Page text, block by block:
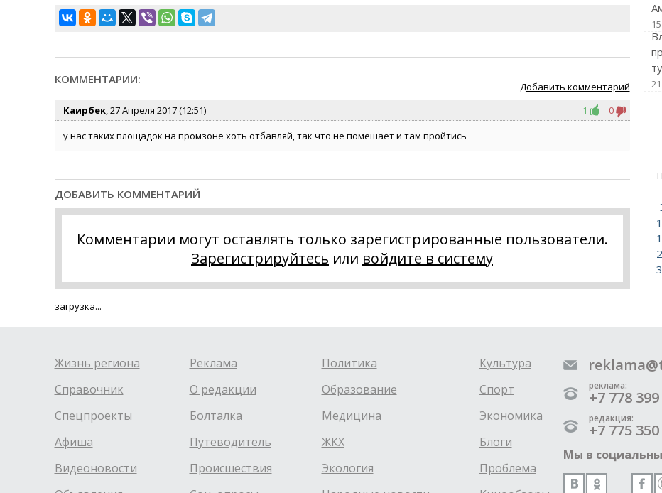
КОММЕНТАРИИ:
Добавить комментарий
Каирбек, 27 Апреля 2017 (12:51) 1
0
у нас таких площадок на промзоне хоть отбавляй, так что не помешает и там пройтись
ДОБАВИТЬ КОММЕНТАРИЙ
Комментарии могут оставлять только зарегистрированные пользователи.
Зарегистрируйтесь или войдите в систему
загрузка...
Жизнь региона
Справочник
Спецпроекты
Афиша
Видеоновости
Реклама
О редакции
Болталка
Путеводитель
Происшествия
Политика
Образование
Медицина
ЖКХ
Экология
Культура
Спорт
Экономика
Блоги
Проблема
реклама:
+7 778
редакция:
+7 775
Мы в